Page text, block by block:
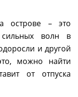
острове – это
сильных волн в
и другой
можно найти
от отпуска